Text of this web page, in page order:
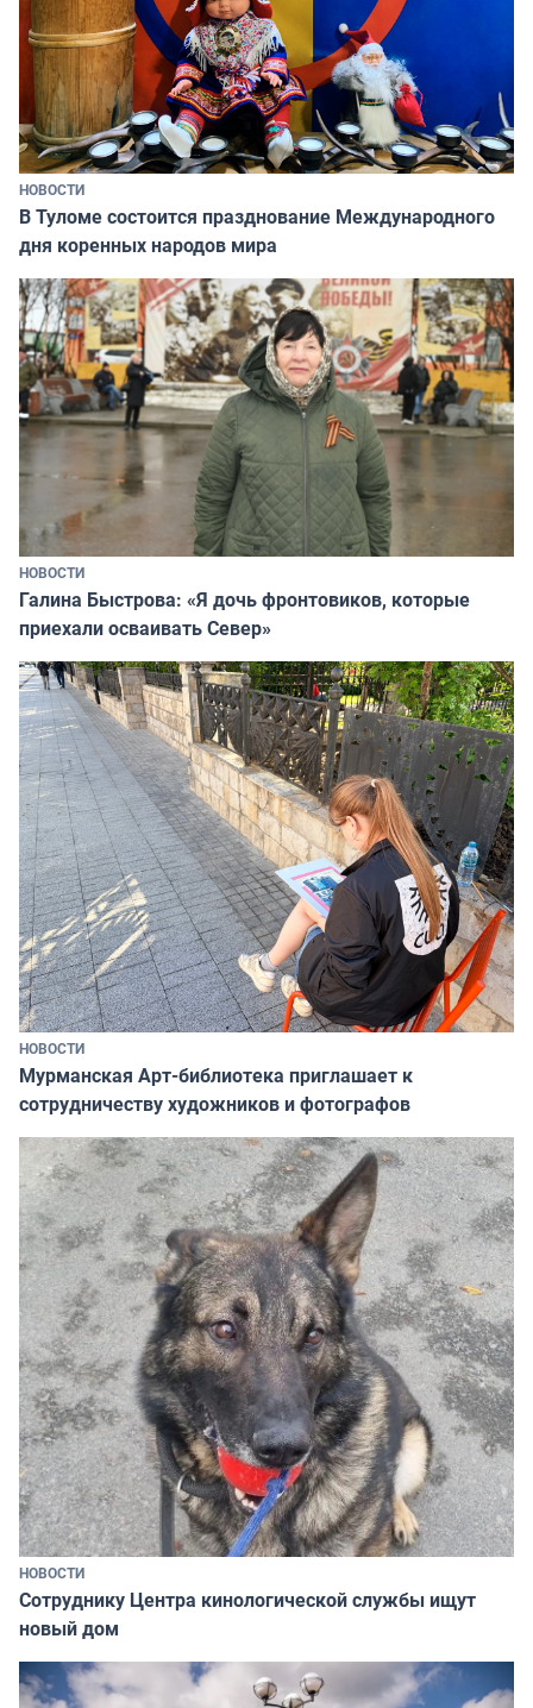
НОВОСТИ
В Туломе состоится празднование Международного
дня коренных народов мира
НОВОСТИ
Галина Быстрова: «Я дочь фронтовиков, которые
приехали осваивать Север»
НОВОСТИ
Мурманская Арт-библиотека приглашает к
сотрудничеству художников и фотографов
НОВОСТИ
Сотруднику Центра кинологической службы ищут
новый дом